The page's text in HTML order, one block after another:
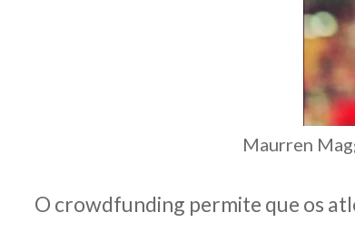
Maurren
O crowdfunding permite que os